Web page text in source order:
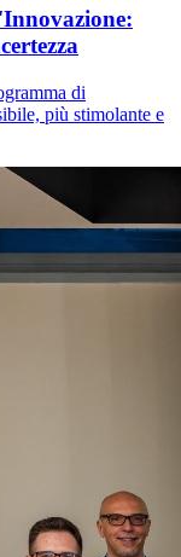
di
più stimolante e